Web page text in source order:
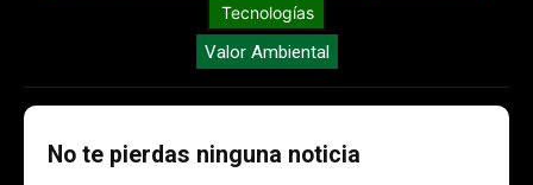
Tecnologías
Valor Ambiental
No te pierdas ninguna noticia